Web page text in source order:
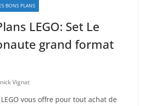
BONS PLANS
LEGO: Set Le
grand format
Vignat
LEGO vous offre pour tout achat de